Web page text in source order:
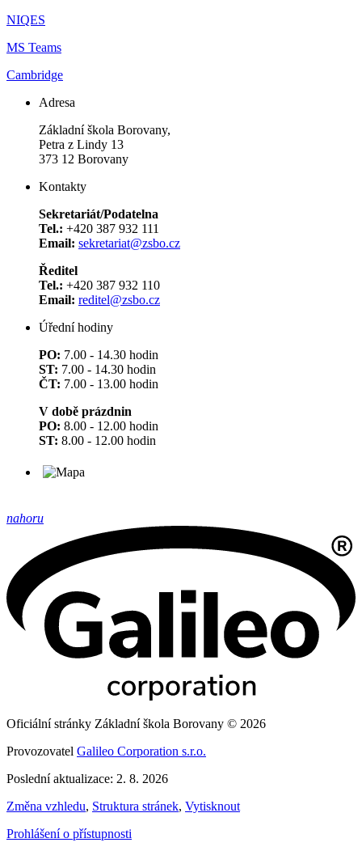
NIQES
MS Teams
Cambridge
Adresa
Základní škola Borovany,
Petra z Lindy 13
373 12 Borovany
Kontakty
Sekretariát/Podatelna
Tel.: +420 387 932 111
Email: sekretariat@zsbo.cz
Ředitel
Tel.: +420 387 932 110
Email: reditel@zsbo.cz
Úřední hodiny
PO: 7.00 - 14.30 hodin
ST: 7.00 - 14.30 hodin
ČT: 7.00 - 13.00 hodin
V době prázdnin
PO: 8.00 - 12.00 hodin
ST: 8.00 - 12.00 hodin
nahoru
Oficiální stránky Základní škola Borovany © 2026
Provozovatel Galileo Corporation s.r.o.
Poslední aktualizace: 2. 8. 2026
Změna vzhledu, Struktura stránek, Vytisknout
Prohlášení o přístupnosti